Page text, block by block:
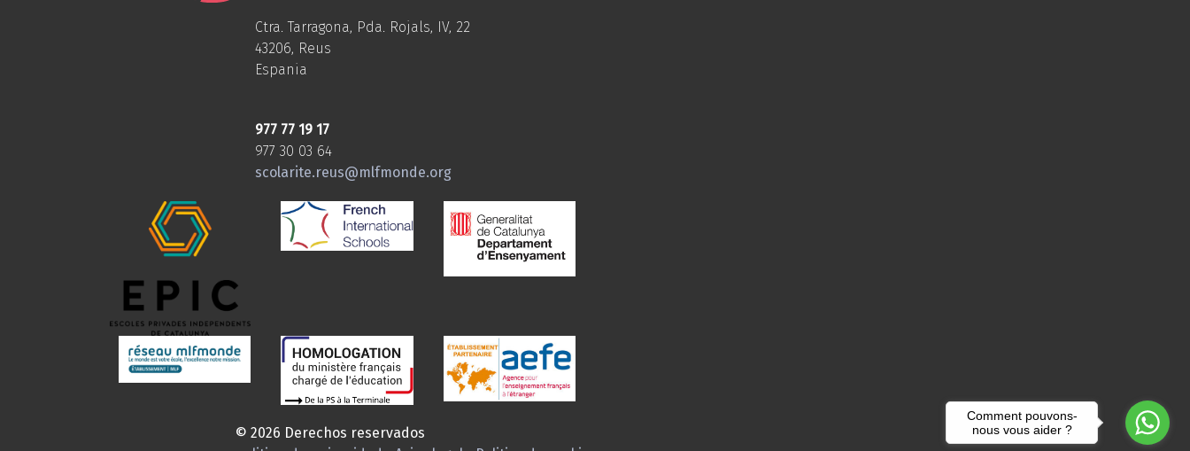
Ctra. Tarragona, Pda. Rojals, IV, 22
43206, Reus
Espania
977 77 19 17
977 30 03 64
scolarite.reus@mlfmonde.org
© 2026 Derechos reservados
Comment pouvons-
nous vous aider ?